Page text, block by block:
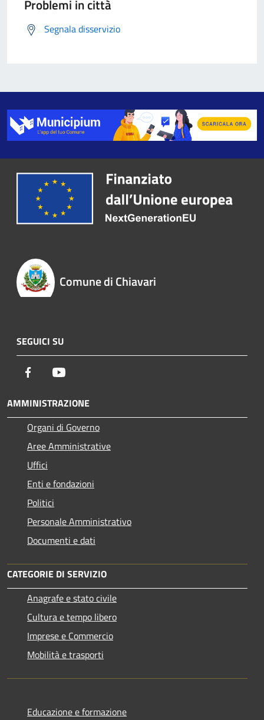
Problemi in città
Segnala disservizio
Comune di Chiavari
SEGUICI SU
Facebook
AMMINISTRAZIONE
Organi di Governo
Aree Amministrative
Uffici
Enti e fondazioni
Politici
Personale Amministrativo
Documenti e dati
CATEGORIE DI SERVIZIO
Anagrafe e stato civile
Cultura e tempo libero
Imprese e Commercio
Mobilità e trasporti
Educazione e formazione